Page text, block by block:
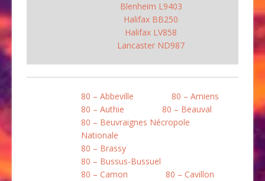
Blenheim L9403
Halifax BB250
Halifax LV858
Lancaster ND987
80 – Abbeville
80 – Amiens
80 – Authie
80 – Beauval
80 – Beuvraignes Nécropole
Nationale
80 – Brassy
80 – Bussus-Bussuel
80 – Camon
80 – Cavillon